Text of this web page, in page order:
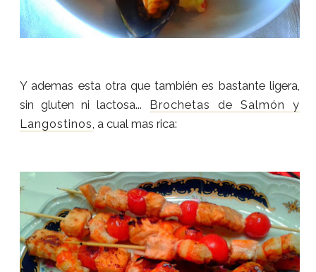
Y ademas esta otra que también es bastante ligera,
sin gluten ni lactosa... Brochetas de Salmón y
Langostinos, a cual mas rica: